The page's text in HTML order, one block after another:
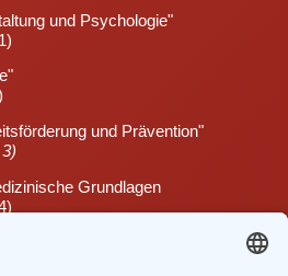
und Psychologie"
und Prävention"
3)
Grundlagen
Grundlagenwissen